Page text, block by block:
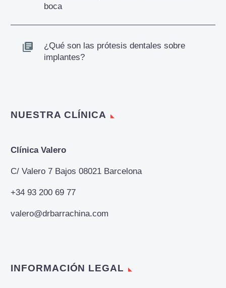
boca
¿Qué son las prótesis dentales sobre
implantes?
NUESTRA CLÍNICA
Clínica Valero
C/ Valero 7 Bajos 08021 Barcelona
+34 93 200 69 77
valero@drbarrachina.com
INFORMACIÓN LEGAL